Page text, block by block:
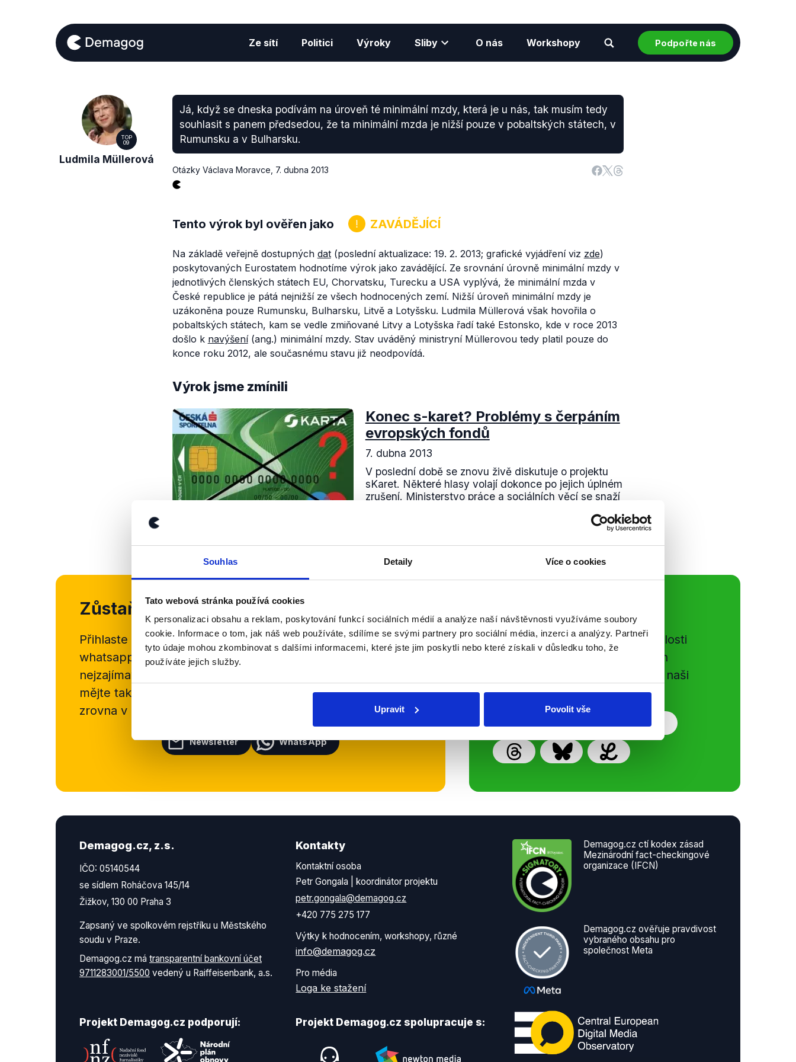
Souhlas Detaily Více o cookies
Tato webová stránka používá cookies
K personalizaci obsahu a reklam, poskytování funkcí sociálních médií a analýze naší návštěvnosti využíváme soubory
cookie. Informace o tom, jak náš web používáte, sdílíme se svými partnery pro sociální média, inzerci a analýzy. Partneři
tyto údaje mohou zkombinovat s dalšími informacemi, které jste jim poskytli nebo které získali v důsledku toho, že
používáte jejich služby.
Upravit Povolit vše
Ze sítí Politici Výroky Sliby O nás Workshopy Podpořte nás
TOP
09
Ludmila Müllerová
Já, když se dneska podívám na úroveň té minimální mzdy, která je u nás, tak musím tedy
souhlasit s panem předsedou, že ta minimální mzda je nižší pouze v pobaltských státech, v
Rumunsku a v Bulharsku.
Otázky Václava Moravce 7. dubna 2013
Tento výrok byl ověřen jako ZAVÁDĚJÍCÍ
Na základě veřejně dostupných dat(poslední aktualizace: 19. 2. 2013; grafické vyjádření viz zde)
poskytovaných Eurostatem hodnotíme výrok jako zavádějící. Ze srovnání úrovně minimální mzdy v
jednotlivých členských státech EU, Chorvatsku, Turecku a USA vyplývá, že minimální mzda v
České republice je pátá nejnižší ze všech hodnocených zemí. Nižší úroveň minimální mzdy je
uzákoněna pouze Rumunsku, Bulharsku, Litvě a Lotyšsku. Ludmila Müllerová však hovořila o
pobaltských státech, kam se vedle zmiňované Litvy a Lotyšska řadí také Estonsko, kde v roce 2013
došlo k navýšení(ang.) minimální mzdy. Stav uváděný ministryní Müllerovou tedy platil pouze do
konce roku 2012, ale současnému stavu již neodpovídá.
Výrok jsme zmínili
Konec s-karet? Problémy s čerpáním
evropských fondů
7. dubna 2013
V poslední době se znovu živě diskutuje o projektu
sKaret. Některé hlasy volají dokonce po jejich úplném
zrušení. Ministerstvo práce a sociálních věcí se snaží
Zůstaňme v kontaktu
Přihlaste se k odběru našehonewsletteru nebo
whatsappového kanálu, kde pravidelně přinášíme shrnutí
nejzajímavějších článků a analýz. Začněte nás odebírat, a
mějte tak přehled o tom, jaké dezinformace a nepravdy se
zrovna v Česku šíří.
Newsletter WhatsApp
Nenechte si ujít nejnovější události
z Demagog.cz. Sdílením našich
příspěvků přátelům podpoříte naši
práci.
Demagog.cz, z.s.
IČO: 05140544
se sídlem Roháčova 145/14
Žižkov, 130 00 Praha 3
Zapsaný ve spolkovém rejstříku u Městského
soudu v Praze.
Demagog.cz má transparentní bankovní účet
9711283001/5500 vedený u Raiffeisenbank, a.s.
Kontakty
Kontaktní osoba
Petr Gongala | koordinátor projektu
petr.gongala@demagog.cz
+420 775 275 177
Výtky k hodnocením, workshopy, různé
info@demagog.cz
Pro média
Loga ke stažení
Projekt Demagog.cz podporují: Projekt Demagog.cz spolupracuje s:
Demagog.cz ctí kodex zásad
Mezinárodní fact-checkingové
organizace (IFCN)
Demagog.cz ověřuje pravdivost
vybraného obsahu pro
společnost Meta